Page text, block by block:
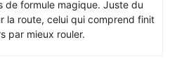
de formule magique. Juste du
la route, celui qui comprend finit
par mieux rouler.